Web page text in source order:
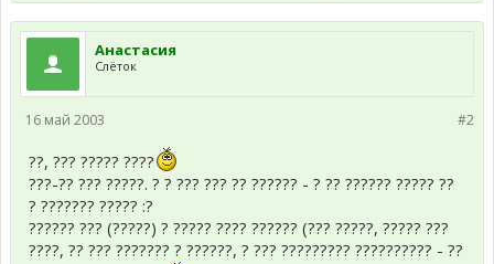
Анастасия
Слёток
#2
16 май 2003
??, ??? ????? ????
???-?? ??? ?????. ? ? ??? ??? ?? ?????? - ? ?? ?????? ????? ??
? ??????? ????? :?
?????? ??? (?????) ? ????? ???? ?????? (??? ?????, ????? ???
????, ?? ??? ??????? ? ??????, ? ??? ????????? ?????????? - ??